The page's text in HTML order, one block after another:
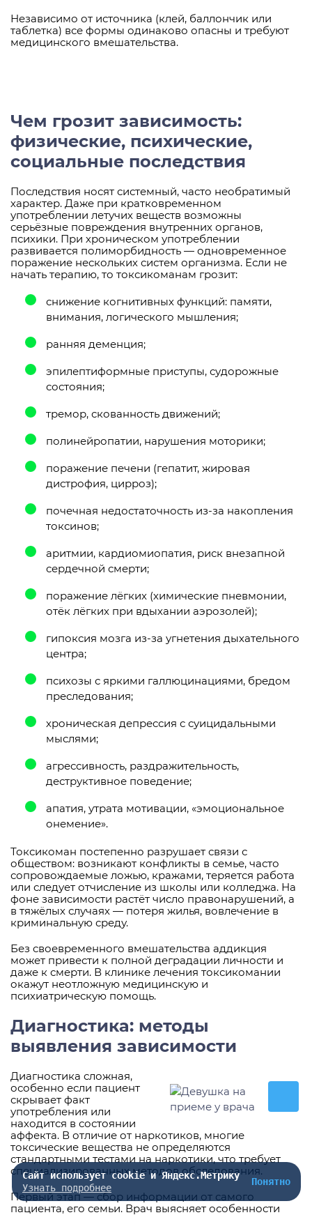
Независимо от источника (клей, баллончик или
таблетка) все формы одинаково опасны и требуют
медицинского вмешательства.
Чем грозит зависимость:
физические, психические,
социальные последствия
Последствия носят системный, часто необратимый
характер. Даже при кратковременном
употреблении летучих веществ возможны
серьёзные повреждения внутренних органов,
психики. При хроническом употреблении
развивается полиморбидность — одновременное
поражение нескольких систем организма. Если не
начать терапию, то токсикоманам грозит:
снижение когнитивных функций: памяти,
внимания, логического мышления;
ранняя деменция;
эпилептиформные приступы, судорожные
состояния;
тремор, скованность движений;
полинейропатии, нарушения моторики;
поражение печени (гепатит, жировая
дистрофия, цирроз);
почечная недостаточность из-за накопления
токсинов;
аритмии, кардиомиопатия, риск внезапной
сердечной смерти;
поражение лёгких (химические пневмонии,
отёк лёгких при вдыхании аэрозолей);
гипоксия мозга из-за угнетения дыхательного
центра;
психозы с яркими галлюцинациями, бредом
преследования;
хроническая депрессия с суицидальными
мыслями;
агрессивность, раздражительность,
деструктивное поведение;
апатия, утрата мотивации, «эмоциональное
онемение».
Токсикоман постепенно разрушает связи с
обществом: возникают конфликты в семье, часто
сопровождаемые ложью, кражами, теряется работа
или следует отчисление из школы или колледжа. На
фоне зависимости растёт число правонарушений, а
в тяжёлых случаях — потеря жилья, вовлечение в
криминальную среду.
Без своевременного вмешательства аддикция
может привести к полной деградации личности и
даже к смерти. В клинике лечения токсикомании
окажут неотложную медицинскую и
психиатрическую помощь.
Диагностика: методы
выявления зависимости
Диагностика сложная,
особенно если пациент
скрывает факт
употребления или
находится в состоянии
аффекта. В отличие от наркотиков, многие
токсические вещества не определяются
стандартными тестами на наркотики, что требует
специализированных методов обследования.
Первый этап — сбор информации от самого
пациента, его семьи. Врач выясняет особенности
Сайт использует cookie и Яндекс.Метрику
Узнать подробнее
Понятно